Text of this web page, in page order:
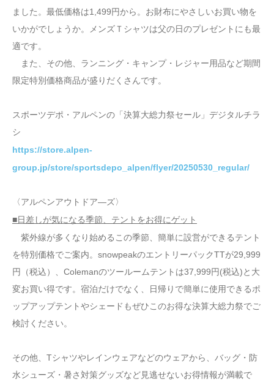
ました。最低価格は1,499円から。お財布にやさしいお買い物を
いかがでしょうか。メンズＴシャツは父の日のプレゼントにも最
適です。
また、その他、ランニング・キャンプ・レジャー用品など期間
限定特別価格商品が盛りだくさんです。
スポーツデポ・アルペンの「決算大総力祭セール」デジタルチラ
シ
https://store.alpen-
group.jp/store/sportsdepo_alpen/flyer/20250530_regular/
〈アルペンアウトドア―ズ〉
■日差しが気になる季節、テントをお得にゲット
紫外線が多くなり始めるこの季節、簡単に設営ができるテント
を特別価格でご案内。snowpeakのエントリーパックTTが29,999
円（税込）、Colemanのツールームテントは37,999円(税込)と大
変お買い得です。宿泊だけでなく、日帰りで簡単に使用できるポ
ップアップテントやシェードもぜひこのお得な決算大総力祭でご
検討ください。
その他、Tシャツやレインウェアなどのウェアから、バッグ・防
水シューズ・暑さ対策グッズなど見逃せないお得情報が満載で